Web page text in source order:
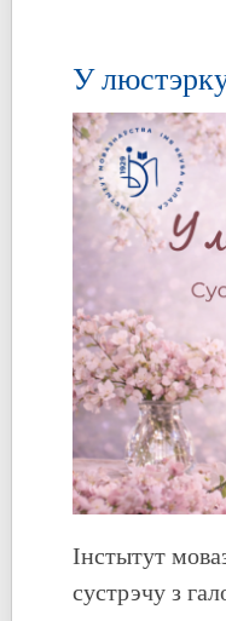
У
Інстытут
сустрэчу з